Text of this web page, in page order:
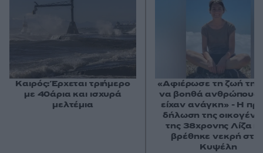
Καιρός: Έρχεται τριήμερο
με 40άρια και ισχυρά
μελτέμια
«Αφιέρωσε τη ζωή της
να βοηθά ανθρώπους
είχαν ανάγκη» - Η
δήλωση της
της 38χρονης Λίζα
βρέθηκε νεκρή
Κυψέλη